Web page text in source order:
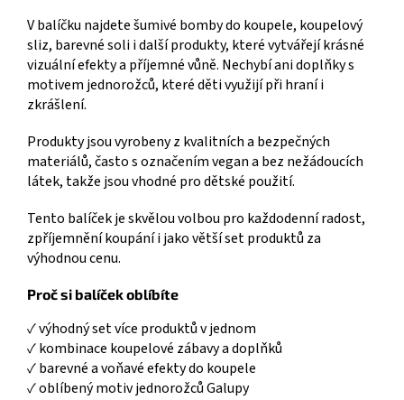
V balíčku najdete šumivé bomby do koupele, koupelový
sliz, barevné soli i další produkty, které vytvářejí krásné
vizuální efekty a příjemné vůně. Nechybí ani doplňky s
motivem jednorožců, které děti využijí při hraní i
zkrášlení.
Produkty jsou vyrobeny z kvalitních a bezpečných
materiálů, často s označením vegan a bez nežádoucích
látek, takže jsou vhodné pro dětské použití.
Tento balíček je skvělou volbou pro každodenní radost,
zpříjemnění koupání i jako větší set produktů za
výhodnou cenu.
Proč si balíček oblíbíte
✓ výhodný set více produktů v jednom
✓ kombinace koupelové zábavy a doplňků
✓ barevné a voňavé efekty do koupele
✓ oblíbený motiv jednorožců Galupy